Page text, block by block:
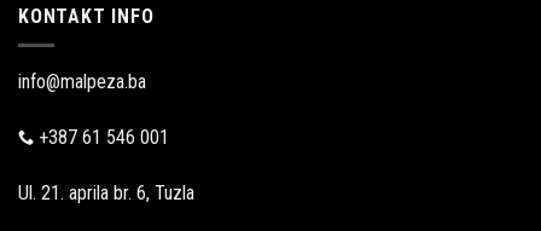
KONTAKT INFO
info@malpeza.ba
+387 61 546 001
Ul. 21. aprila br. 6, Tuzla